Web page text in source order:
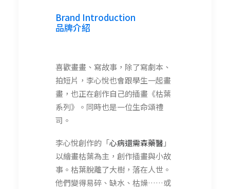
Brand Introduction
品牌介紹
喜歡畫畫、寫故事，除了寫劇本、
拍短片，李心悅也會跟學生一起畫
畫，也正在創作自己的插畫《枯葉
系列》。同時也是一位生命頌禮
司。
李心悅創作的「心病還需森藥醫」
以繪畫枯葉為主，創作插畫與小故
事。枯葉脫離了大樹，落在人世。
他們變得易碎、缺水、枯燥……或